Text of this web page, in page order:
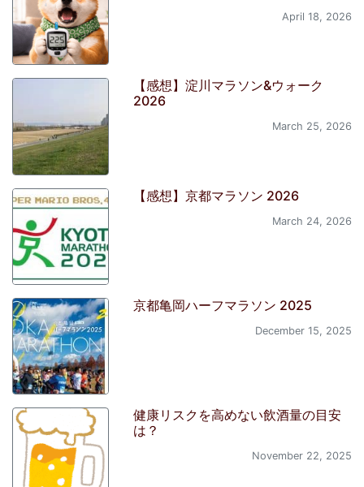
April 18, 2026
【感想】淀川マラソン&ウォーク
2026
March 25, 2026
【感想】京都マラソン 2026
March 24, 2026
京都亀岡ハーフマラソン 2025
December 15, 2025
健康リスクを高めない飲酒量の目安
は？
November 22, 2025